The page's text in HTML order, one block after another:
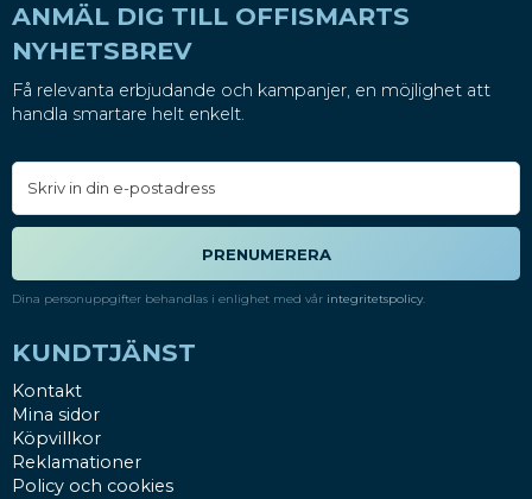
ANMÄL DIG TILL OFFISMARTS
NYHETSBREV
Få relevanta erbjudande och kampanjer, en möjlighet att
handla smartare helt enkelt.
PRENUMERERA
Dina personuppgifter behandlas i enlighet med vår integritetspolicy.
KUNDTJÄNST
Kontakt
Mina sidor
Köpvillkor
Reklamationer
Policy och cookies